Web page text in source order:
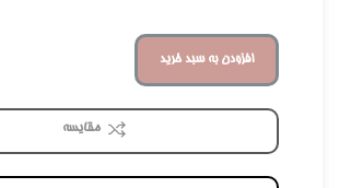
افزودن به سبد خرید
مقایسه